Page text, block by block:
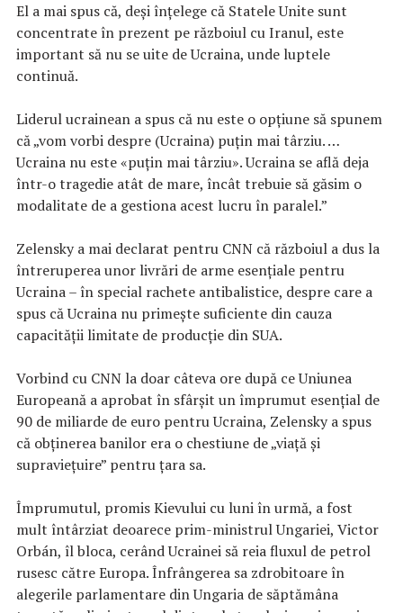
El a mai spus că, deși înțelege că Statele Unite sunt
concentrate în prezent pe războiul cu Iranul, este
important să nu se uite de Ucraina, unde luptele
continuă.
Liderul ucrainean a spus că nu este o opțiune să spunem
că „vom vorbi despre (Ucraina) puțin mai târziu. …
Ucraina nu este «puțin mai târziu». Ucraina se află deja
într-o tragedie atât de mare, încât trebuie să găsim o
modalitate de a gestiona acest lucru în paralel.”
Zelensky a mai declarat pentru CNN că războiul a dus la
întreruperea unor livrări de arme esențiale pentru
Ucraina – în special rachete antibalistice, despre care a
spus că Ucraina nu primește suficiente din cauza
capacității limitate de producție din SUA.
Vorbind cu CNN la doar câteva ore după ce Uniunea
Europeană a aprobat în sfârșit un împrumut esențial de
90 de miliarde de euro pentru Ucraina, Zelensky a spus
că obținerea banilor era o chestiune de „viață și
supraviețuire” pentru țara sa.
Împrumutul, promis Kievului cu luni în urmă, a fost
mult întârziat deoarece prim-ministrul Ungariei, Victor
Orbán, îl bloca, cerând Ucrainei să reia fluxul de petrol
rusesc către Europa. Înfrângerea sa zdrobitoare în
alegerile parlamentare din Ungaria de săptămâna